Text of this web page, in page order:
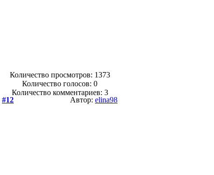
Количество просмотров: 1373
Количество голосов: 0
Количество комментариев: 3
#12 Автор: elina98